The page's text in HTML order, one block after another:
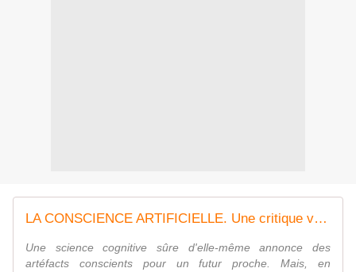
LA CONSCIENCE ARTIFICIELLE. Une critique vécue (Livre)
Une science cognitive sûre d'elle-même annonce des
artéfacts conscients pour un futur proche. Mais, en